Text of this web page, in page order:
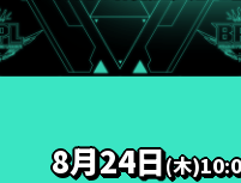
8月24日(木